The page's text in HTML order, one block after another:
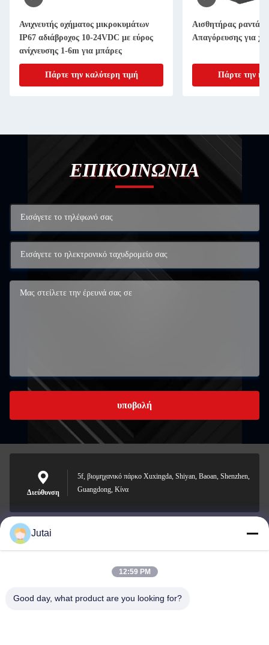
Ανιχνευτής οχήματος μικροκυμάτων
IP67 αδιάβροχος 10-24VDC με εύρος
ανίχνευσης 1-6m για μπάρες
Πάρτε την καλύτερη τιμή
Αισθητήρας
Απαγόρευσης για
Πάρτε την
ΕΠΙΚΟΙΝΩΝΙΑ
υποβολή
Διεύθυνση
5f, βιομηχανικό πάρκο Xuxingda, Shiyan, Baoan, Shenzhen,
Guangdong, Κίνα
jutaisales18@gmail.com
Jutai
12:59 PM
Good day, what product are you looking for?